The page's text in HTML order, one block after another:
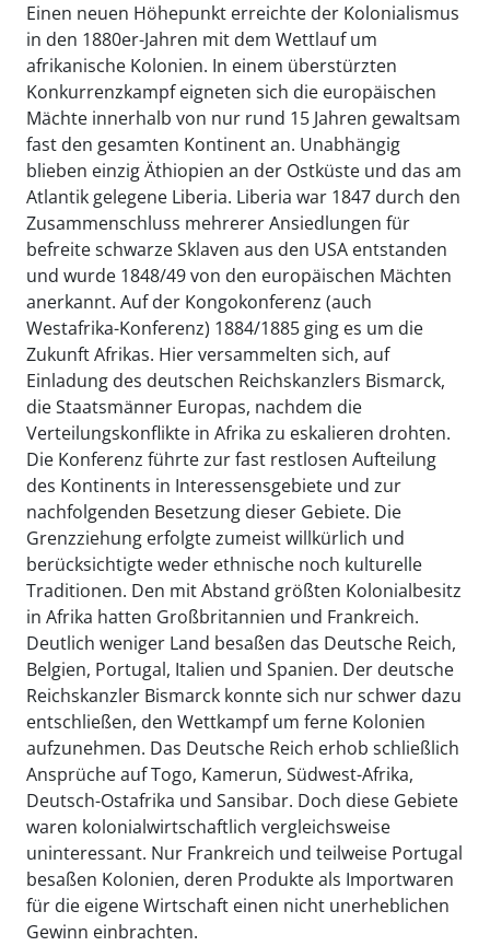
Einen neuen Höhepunkt erreichte der Kolonialismus
in den 1880er-Jahren mit dem Wettlauf um
afrikanische Kolonien. In einem überstürzten
Konkurrenzkampf eigneten sich die europäischen
Mächte innerhalb von nur rund 15 Jahren gewaltsam
fast den gesamten Kontinent an. Unabhängig
blieben einzig Äthiopien an der Ostküste und das am
Atlantik gelegene Liberia. Liberia war 1847 durch den
Zusammenschluss mehrerer Ansiedlungen für
befreite schwarze Sklaven aus den USA entstanden
und wurde 1848/49 von den europäischen Mächten
anerkannt. Auf der Kongokonferenz (auch
Westafrika-Konferenz) 1884/1885 ging es um die
Zukunft Afrikas. Hier versammelten sich, auf
Einladung des deutschen Reichskanzlers Bismarck,
die Staatsmänner Europas, nachdem die
Verteilungskonflikte in Afrika zu eskalieren drohten.
Die Konferenz führte zur fast restlosen Aufteilung
des Kontinents in Interessensgebiete und zur
nachfolgenden Besetzung dieser Gebiete. Die
Grenzziehung erfolgte zumeist willkürlich und
berücksichtigte weder ethnische noch kulturelle
Traditionen. Den mit Abstand größten Kolonialbesitz
in Afrika hatten Großbritannien und Frankreich.
Deutlich weniger Land besaßen das Deutsche Reich,
Belgien, Portugal, Italien und Spanien. Der deutsche
Reichskanzler Bismarck konnte sich nur schwer dazu
entschließen, den Wettkampf um ferne Kolonien
aufzunehmen. Das Deutsche Reich erhob schließlich
Ansprüche auf Togo, Kamerun, Südwest-Afrika,
Deutsch-Ostafrika und Sansibar. Doch diese Gebiete
waren kolonialwirtschaftlich vergleichsweise
uninteressant. Nur Frankreich und teilweise Portugal
besaßen Kolonien, deren Produkte als Importwaren
für die eigene Wirtschaft einen nicht unerheblichen
Gewinn einbrachten.